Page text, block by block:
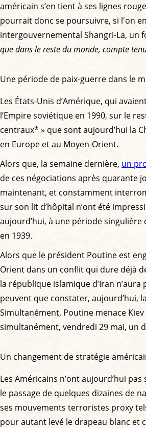
américain s’en tient à ses lignes
pourrait donc se poursuivre, si l'on
intergouvernemental Shangri-La, un
que dans le reste du monde, compte
Une période de paix-guerre dans le
Les États-Unis d’Amérique, qui
l’Empire soviétique en 1990, sur le
centraux* » que sont aujourd’hui la
en Europe et au Moyen-Orient.
Alors que, la semaine dernière, un
de ces négociations après quarante
maintenant, et constamment
sur son lit d’hôpital n’ont été
aujourd’hui, à une période singulière
en 1939.
Alors que le président Poutine est
Orient dans un conflit qui dure déjà
la république islamique d’Iran
peuvent que constater, aujourd’hui,
Simultanément, Poutine menace
simultanément, vendredi 29 mai, un
Un changement de stratégie
Les Américains n’ont aujourd’hui
le passage de quelques dizaines de
ses mouvements terroristes proxy
pour autant levé le drapeau blanc et